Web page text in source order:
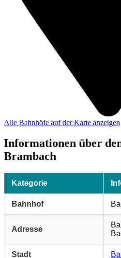
Alle Bahnhöfe auf der Karte anzeigen
Informationen über
Brambach
Kategorie
Bahnhof
Adresse
Stadt